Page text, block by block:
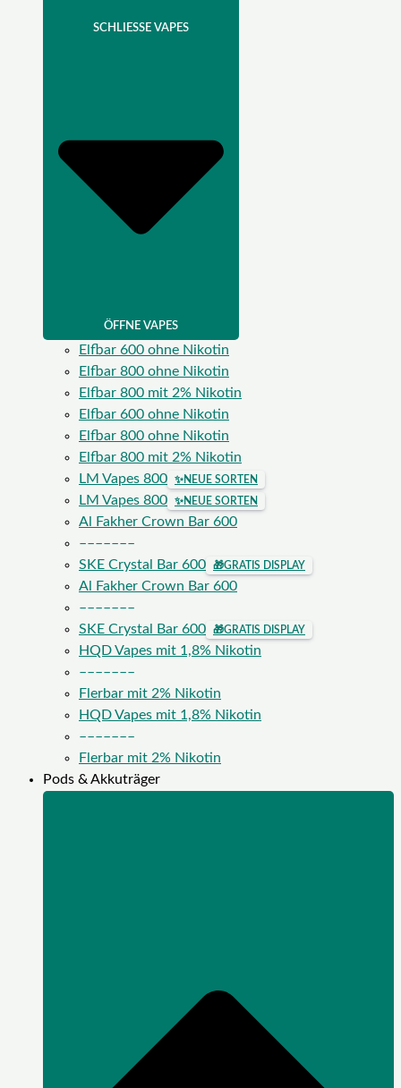
SCHLIESSE VAPES
ÖFFNE VAPES
Elfbar 600 ohne Nikotin
Elfbar 800 ohne Nikotin
Elfbar 800 mit 2% Nikotin
Elfbar 600 ohne Nikotin
Elfbar 800 ohne Nikotin
Elfbar 800 mit 2% Nikotin
LM Vapes 800
✨NEUE SORTEN
LM Vapes 800 ✨NEUE SORTEN
Al Fakher Crown Bar 600
–––––––
SKE Crystal Bar 600
🎁GRATIS DISPLAY
Al Fakher Crown Bar 600
–––––––
SKE Crystal Bar 600
🎁GRATIS DISPLAY
HQD Vapes mit 1,8% Nikotin
–––––––
Flerbar mit 2% Nikotin
HQD Vapes mit 1,8% Nikotin
–––––––
Flerbar mit 2% Nikotin
Pods & Akkuträger